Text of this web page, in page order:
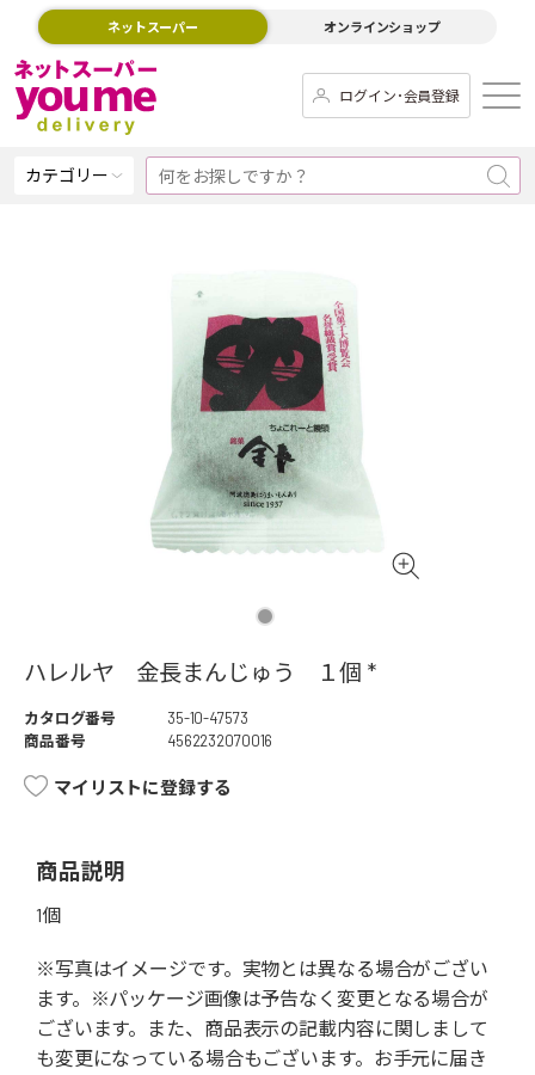
ネットスーパー オンラインショップ
ログイン･会員登録
カテゴリー
ハレルヤ 金長まんじゅう １個 *
カタログ番号
35-10-47573
商品番号
4562232070016
マイリストに登録する
商品説明
1個
※写真はイメージです。実物とは異なる場合がござい
ます。※パッケージ画像は予告なく変更となる場合が
ございます。また、商品表示の記載内容に関しまして
も変更になっている場合もございます。お手元に届き